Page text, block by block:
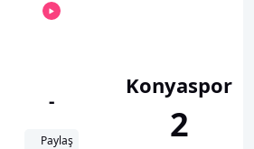
-
Paylaş
Konyaspor
2